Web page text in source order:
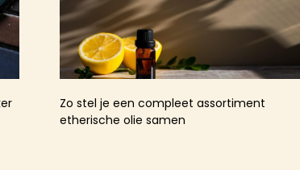
Zo stel je een compleet assortiment
etherische olie samen